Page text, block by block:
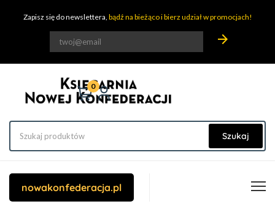
Zapisz się do newslettera, bądź na bieżąco i bierz udział w promocjach!
arrow_forward
0
Szukaj
nowakonfederacja.pl